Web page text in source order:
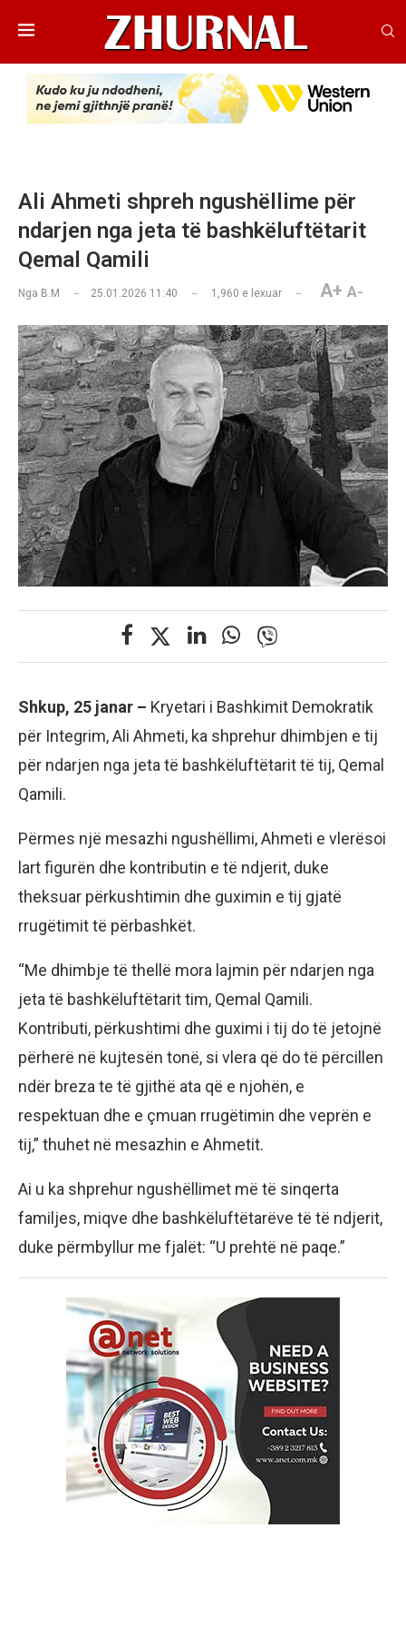
Ali Ahmeti shpreh ngushëllime për
ndarjen nga jeta të bashkëluftëtarit
Qemal Qamili
Nga B.M 25.01.2026 11:40 1,960 e lexuar A+ A-
Shkup, 25 janar – Kryetari i Bashkimit Demokratik
për Integrim, Ali Ahmeti, ka shprehur dhimbjen e tij
për ndarjen nga jeta të bashkëluftëtarit të tij, Qemal
Qamili.
Përmes një mesazhi ngushëllimi, Ahmeti e vlerësoi
lart figurën dhe kontributin e të ndjerit, duke
theksuar përkushtimin dhe guximin e tij gjatë
rrugëtimit të përbashkët.
“Me dhimbje të thellë mora lajmin për ndarjen nga
jeta të bashkëluftëtarit tim, Qemal Qamili.
Kontributi, përkushtimi dhe guximi i tij do të jetojnë
përherë në kujtesën tonë, si vlera që do të përcillen
ndër breza te të gjithë ata që e njohën, e
respektuan dhe e çmuan rrugëtimin dhe veprën e
tij,” thuhet në mesazhin e Ahmetit.
Ai u ka shprehur ngushëllimet më të sinqerta
familjes, miqve dhe bashkëluftëtarëve të të ndjerit,
duke përmbyllur me fjalët: “U prehtë në paqe.”